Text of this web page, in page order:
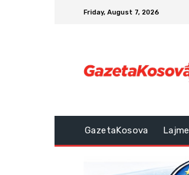
Friday, August 7, 2026
GazetaKosova Lajme